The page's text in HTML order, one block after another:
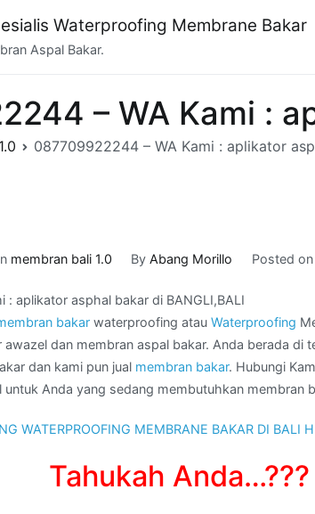
Waterproofing Membrane Bakar
Aspal Bakar.
– WA Kami :
087709922244 – WA Kami : aplikator
membran bali 1.0 ByAbang Morillo Posted on
: aplikator asphal bakar di BANGLI,BALI
bakar waterproofing atau Waterproofing
dan membran aspal bakar. Anda berada di
dan kami pun jual membran bakar. Hubungi
Anda yang sedang membutuhkan membran
Tahukah Anda…???